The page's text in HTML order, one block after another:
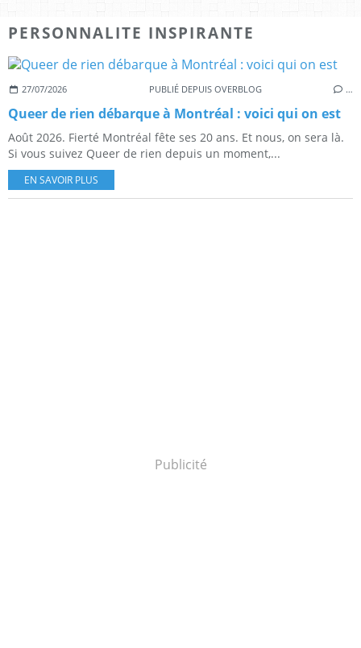
PERSONNALITE INSPIRANTE
27/07/2026 PUBLIÉ DEPUIS OVERBLOG …
Queer de rien débarque à Montréal : voici qui on est
Août 2026. Fierté Montréal fête ses 20 ans. Et nous, on sera là.
Si vous suivez Queer de rien depuis un moment,...
EN SAVOIR PLUS
Publicité